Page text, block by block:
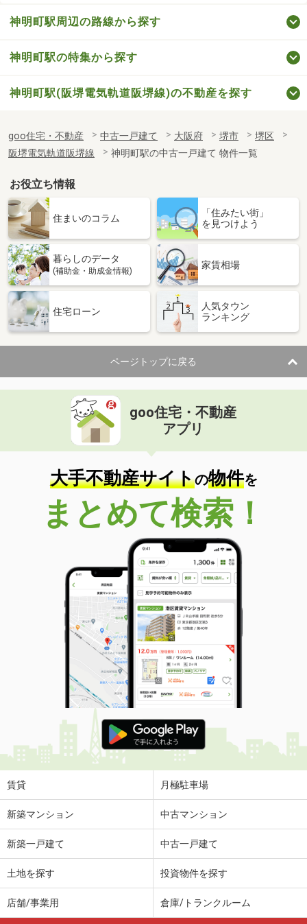
神明町駅周辺の路線から探す
神明町駅の特集から探す
神明町駅(阪堺電気軌道阪堺線)の不動産を探す
goo住宅・不動産 中古一戸建て 大阪府 堺市
堺区
阪堺電気軌道阪堺線
神明町駅の中古一戸建て 物件一覧
お役立ち情報
住まいのコラム
「住みたい街」
を見つけよう
暮らしのデータ
(補助金・助成金情報)
家賃相場
住宅ローン
人気タウン
ランキング
ページトップに戻る
goo住宅・不動産
アプリ
大手不動産サイトの物件を
まとめて検索！
賃貸 月極駐車場
新築マンション 中古マンション
新築一戸建て 中古一戸建て
土地を探す 投資物件を探す
店舗/事業用 倉庫/トランクルーム